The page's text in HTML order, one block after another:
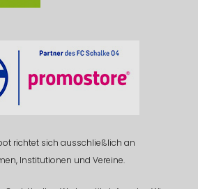
richtet sich ausschließlich an
Institutionen und Vereine.